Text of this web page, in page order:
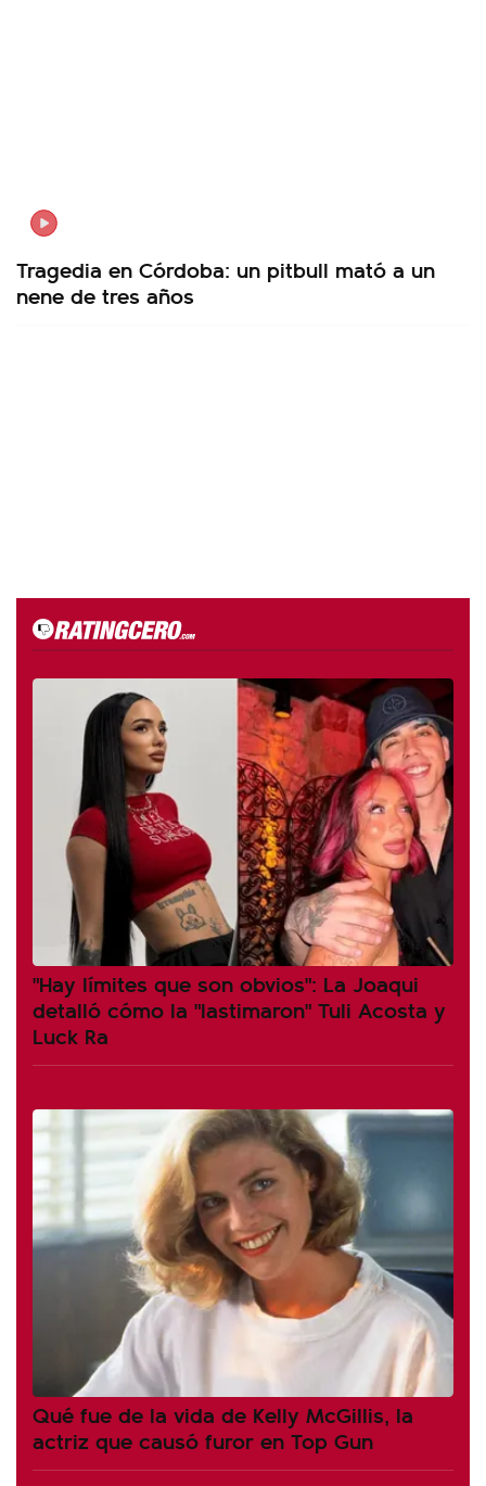
Tragedia en Córdoba: un pitbull mató a un
nene de tres años
"Hay límites que son obvios": La Joaqui
detalló cómo la "lastimaron" Tuli Acosta y
Luck Ra
Qué fue de la vida de Kelly McGillis, la
actriz que causó furor en Top Gun